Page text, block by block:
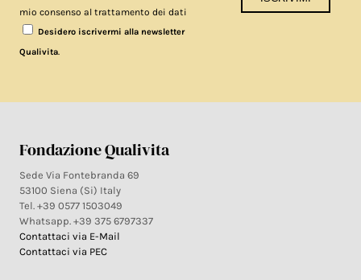
mio consenso al trattamento dei dati
Desidero iscrivermi alla newsletter
Qualivita.
Fondazione Qualivita
Sede Via Fontebranda 69
53100 Siena (Si) Italy
Tel. +39 0577 1503049
Whatsapp. +39 375 6797337
Contattaci via E-Mail
Contattaci via PEC